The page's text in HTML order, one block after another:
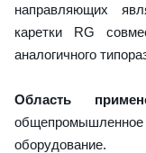
направляющих
каретки RG
аналогичного
Область
оборудование.